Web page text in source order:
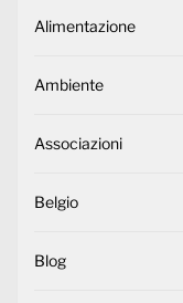
Alimentazione
Ambiente
Associazioni
Belgio
Blog